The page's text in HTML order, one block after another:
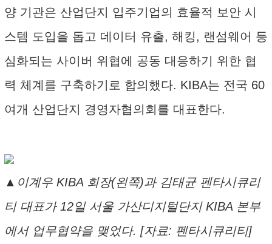
양 기관은 산업단지 입주기업의 효율적 보안 시
스템 도입을 돕고 데이터 유출, 해킹, 랜섬웨어 등
심화되는 사이버 위협에 공동 대응하기 위한 협
력 체계를 구축하기로 합의했다. KIBA는 전국 60
여개 산업단지 경영자협의회를 대표한다.
▲이계우 KIBA 회장(왼쪽)과 김태균 펜타시큐리
티 대표가 12일 서울 가산디지털단지 KIBA 본부
에서 업무협약을 맺었다. [자료: 펜타시큐리티]